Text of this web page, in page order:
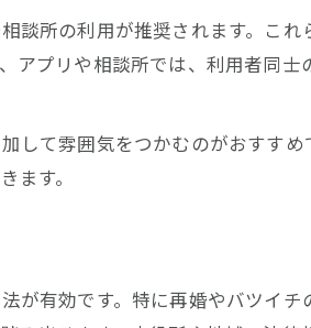
市での新しい出会い方
視すべき安全な工夫
できる出会い方の選択肢
所の利用が推奨されます。こ
プリや相談所では、利用者同
て雰囲気をつかむのがおすす
ます。
有効です。特に再婚やバツイ